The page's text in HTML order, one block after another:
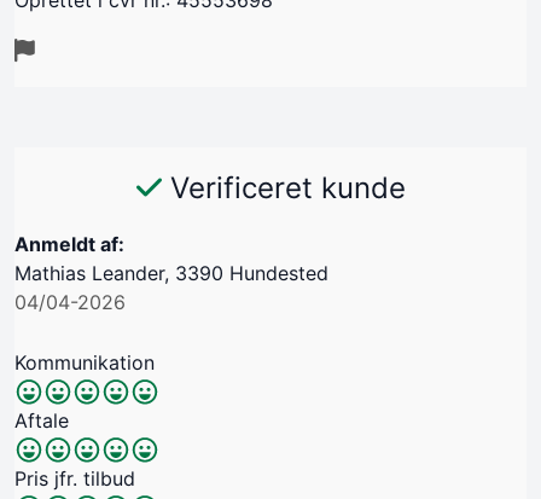
Verificeret kunde
Anmeldt af:
Mathias Leander, 3390 Hundested
04/04-2026
Kommunikation
Aftale
Pris jfr. tilbud